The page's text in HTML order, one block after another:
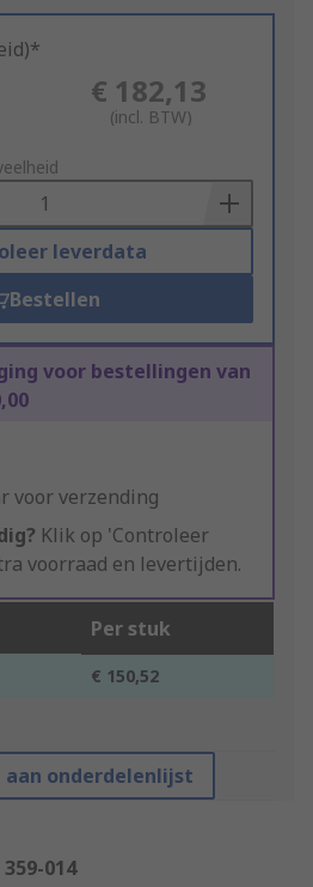
€ 182,13
(incl. BTW)
leverdata
Bestellen
voor bestellingen van
voor verzending
Klik op 'Controleer
voorraad en levertijden.
Per stuk
€ 150,52
aan onderdelenlijst
359-014